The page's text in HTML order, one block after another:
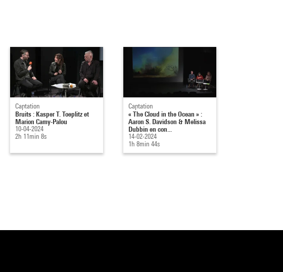
Captation
Bruits : Kasper T. Toeplitz et
Marion Camy-Palou
10-04-2024
2h 11min 8s
Captation
« The Cloud in the Ocean » :
Aaron S. Davidson & Melissa
Dubbin en con...
14-02-2024
1h 8min 44s